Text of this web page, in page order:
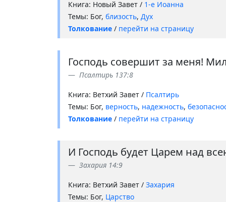
Книга: Новый Завет / 1-е Иоанна
Темы: Бог, близость, Дух
Толкование / перейти на страницу
Господь совершит за меня!
Псалтирь 137:8
Книга: Ветхий Завет / Псалтирь
Темы: Бог, верность, надежность,
Толкование / перейти на страницу
И Господь будет Царем над
Захария 14:9
Книга: Ветхий Завет / Захария
Темы: Бог, Царство